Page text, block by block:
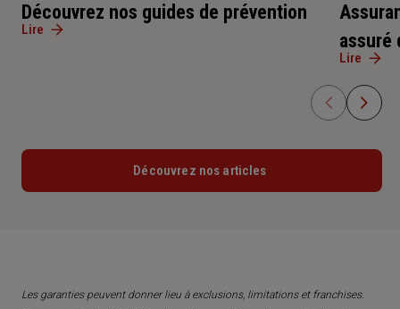
Découvrez nos guides de prévention
Lire
assuré
Lire
Découvrez nos articles
Les garanties peuvent donner lieu à exclusions, limitations et franchises.